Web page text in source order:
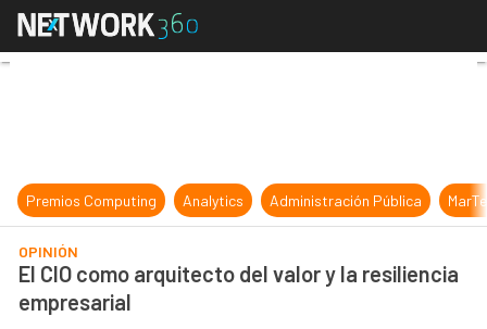
El CIO como arquitecto del valor y
Premios Computing Analytics Administración Pública
OPINIÓN
El CIO como arquitecto del valor y la resiliencia
empresarial